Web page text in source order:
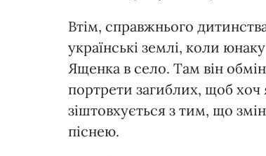
Втім, справжнього
українські землі, коли
Ященка в село. Там він
портрети загиблих, щоб
зіштовхується з тим, що
піснею.